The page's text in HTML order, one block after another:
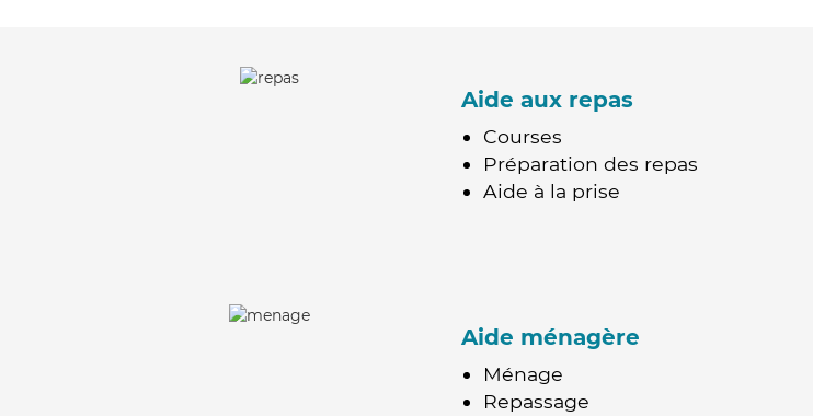
Aide aux repas
Courses
Préparation des repas
Aide à la prise
Aide ménagère
Ménage
Repassage